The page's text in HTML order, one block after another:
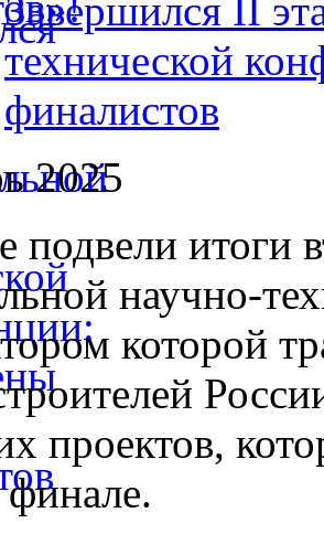
Завершился II
технической
финалистов
2025
итоги
научно-
которой
проектов,